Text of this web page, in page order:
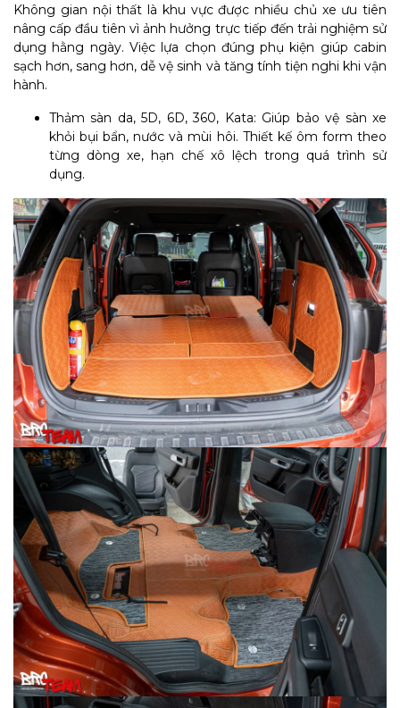
Không gian nội thất là khu vực được nhiều chủ xe ưu tiên
nâng cấp đầu tiên vì ảnh hưởng trực tiếp đến trải nghiệm sử
dụng hằng ngày. Việc lựa chọn đúng phụ kiện giúp cabin
sạch hơn, sang hơn, dễ vệ sinh và tăng tính tiện nghi khi vận
hành.
Thảm sàn da, 5D, 6D, 360, Kata: Giúp bảo vệ sàn xe
khỏi bụi bẩn, nước và mùi hôi. Thiết kế ôm form theo
từng dòng xe, hạn chế xô lệch trong quá trình sử
dụng.